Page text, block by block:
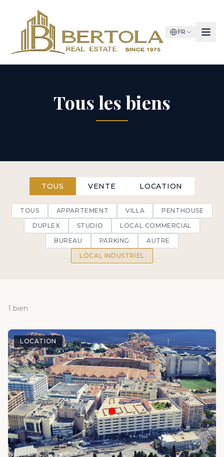
FR
Tous les biens
TOUS VENTE LOCATION
TOUS APPARTEMENT VILLA
PENTHOUSE
DUPLEX
STUDIO
LOCAL COMMERCIAL
BUREAU
PARKING
AUTRE
LOCAL INDUSTRIEL
1 bien
LOCATION